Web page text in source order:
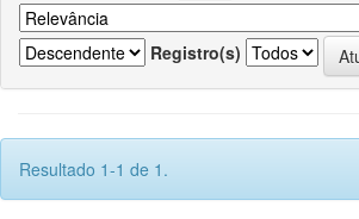
Registro(s)
Resultado 1-1 de 1.